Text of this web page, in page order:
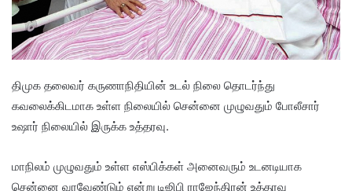
திமுக தலைவர் கருணாநிதியின் உடல் நிலை தொடர்ந்து
கவலைக்கிடமாக உள்ள நிலையில் சென்னை முழுவதும் போலீசார்
உஷார் நிலையில் இருக்க உத்தரவு.
மாநிலம் முழுவதும் உள்ள எஸ்பிக்கள் அனைவரும் உடனடியாக
சென்னை வரவேண்டும் என்று டிஜிபி ராஜேந்திரன் உத்தரவு